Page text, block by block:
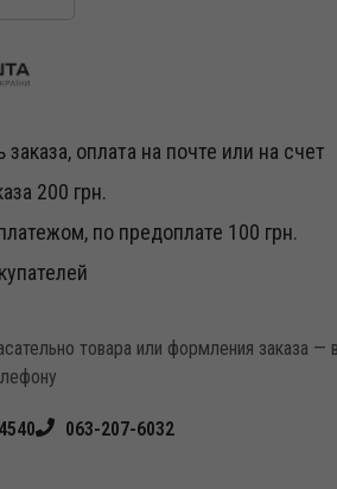
оплата на почте или на счет
200 грн.
по предоплате 100 грн.
товара или формления заказа —
063-207-6032